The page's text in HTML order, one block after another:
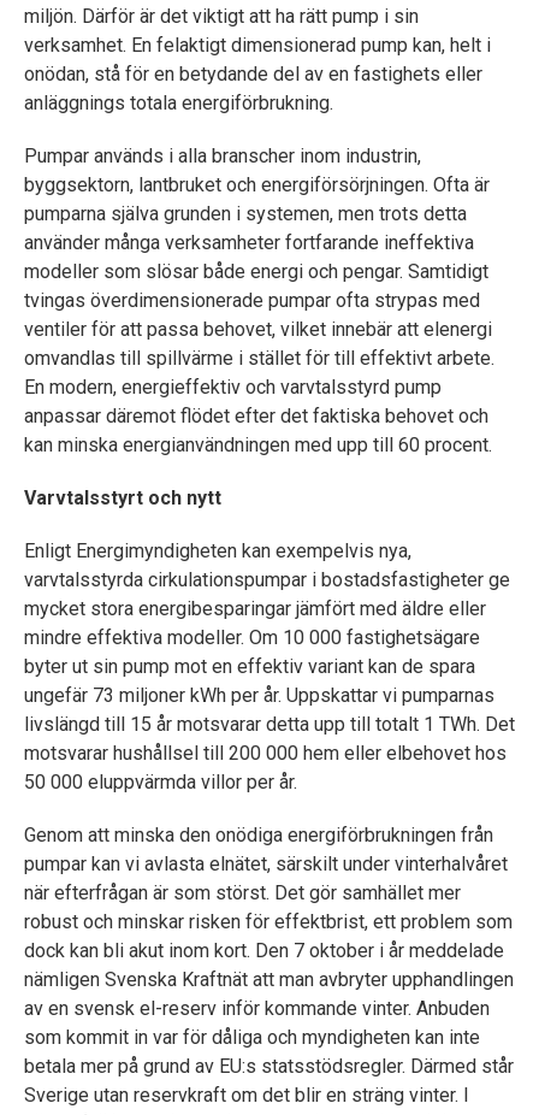
miljön. Därför är det viktigt att ha rätt pump i sin
verksamhet. En felaktigt dimensionerad pump kan, helt i
onödan, stå för en betydande del av en fastighets eller
anläggnings totala energiförbrukning.
Pumpar används i alla branscher inom industrin,
byggsektorn, lantbruket och energiförsörjningen. Ofta är
pumparna själva grunden i systemen, men trots detta
använder många verksamheter fortfarande ineffektiva
modeller som slösar både energi och pengar. Samtidigt
tvingas överdimensionerade pumpar ofta strypas med
ventiler för att passa behovet, vilket innebär att elenergi
omvandlas till spillvärme i stället för till effektivt arbete.
En modern, energieffektiv och varvtalsstyrd pump
anpassar däremot flödet efter det faktiska behovet och
kan minska energianvändningen med upp till 60 procent.
Varvtalsstyrt och nytt
Enligt Energimyndigheten kan exempelvis nya,
varvtalsstyrda cirkulationspumpar i bostadsfastigheter ge
mycket stora energibesparingar jämfört med äldre eller
mindre effektiva modeller. Om 10 000 fastighetsägare
byter ut sin pump mot en effektiv variant kan de spara
ungefär 73 miljoner kWh per år. Uppskattar vi pumparnas
livslängd till 15 år motsvarar detta upp till totalt 1 TWh. Det
motsvarar hushållsel till 200 000 hem eller elbehovet hos
50 000 eluppvärmda villor per år.
Genom att minska den onödiga energiförbrukningen från
pumpar kan vi avlasta elnätet, särskilt under vinterhalvåret
när efterfrågan är som störst. Det gör samhället mer
robust och minskar risken för effektbrist, ett problem som
dock kan bli akut inom kort. Den 7 oktober i år meddelade
nämligen Svenska Kraftnät att man avbryter upphandlingen
av en svensk el-reserv inför kommande vinter. Anbuden
som kommit in var för dåliga och myndigheten kan inte
betala mer på grund av EU:s statsstödsregler. Därmed står
Sverige utan reservkraft om det blir en sträng vinter. I